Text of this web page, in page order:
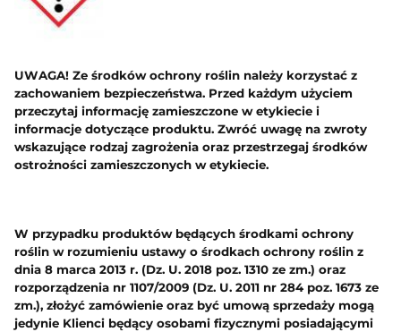
UWAGA! Ze środków ochrony roślin należy korzystać z
zachowaniem bezpieczeństwa. Przed każdym użyciem
przeczytaj informację zamieszczone w etykiecie i
informacje dotyczące produktu. Zwróć uwagę na zwroty
wskazujące rodzaj zagrożenia oraz przestrzegaj środków
ostrożności zamieszczonych w etykiecie.
W przypadku produktów będących środkami ochrony
roślin w rozumieniu ustawy o środkach ochrony roślin z
dnia 8 marca 2013 r. (Dz. U. 2018 poz. 1310 ze zm.) oraz
rozporządzenia nr 1107/2009 (Dz. U. 2011 nr 284 poz. 1673 ze
zm.), złożyć zamówienie oraz być umową sprzedaży mogą
jedynie Klienci będący osobami fizycznymi posiadającymi